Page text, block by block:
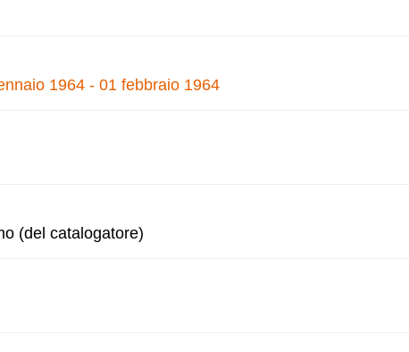
1964 - 01 febbraio 1964
(del catalogatore)